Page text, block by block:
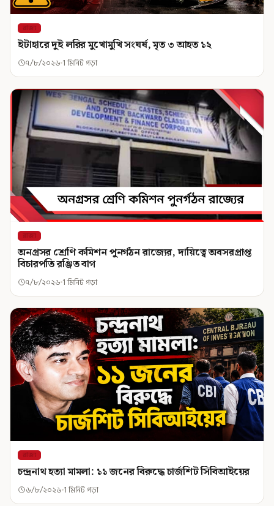
রাজ্য
ইটাহারে দুই লরির মুখোমুখি সংঘর্ষ, মৃত ৩ আহত ১২
৭/৮/২০২৬ 1 মিনিট পড়া
রাজ্য
অনগ্রসর শ্রেণি কমিশন পুনর্গঠন রাজ্যের, দায়িত্বে অবসরপ্রাপ্ত
বিচারপতি রঞ্জিত বাগ
৭/৮/২০২৬ 1 মিনিট পড়া
রাজ্য
চন্দ্রনাথ হত্যা মামলা: ১১ জনের বিরুদ্ধে চার্জশিট সিবিআইয়ের
৬/৮/২০২৬ 1 মিনিট পড়া